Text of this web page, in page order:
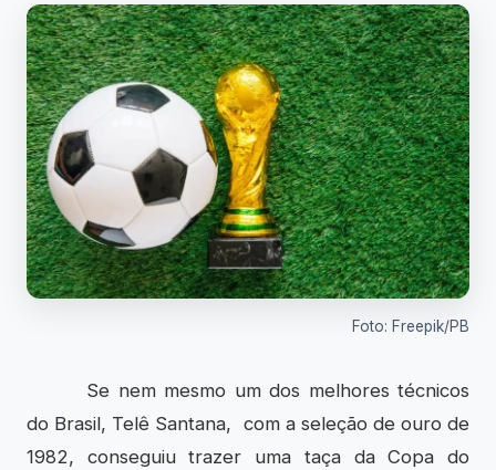
Foto: Freepik/PB
Se nem mesmo um dos melhores técnicos
do Brasil, Telê Santana, com a seleção de ouro de
1982, conseguiu trazer uma taça da Copa do